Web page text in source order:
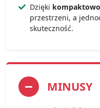
Dzięki
przestrzeni, a
skuteczność.
MINUSY